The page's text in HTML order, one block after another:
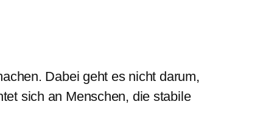
Dabei geht es nicht darum,
sich an Menschen, die stabile